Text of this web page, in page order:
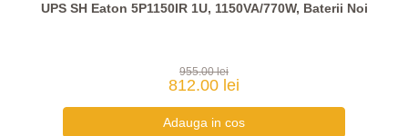
UPS SH Eaton 5P1150IR 1U, 1150VA/770W, Baterii Noi
955.00 lei
812.00 lei